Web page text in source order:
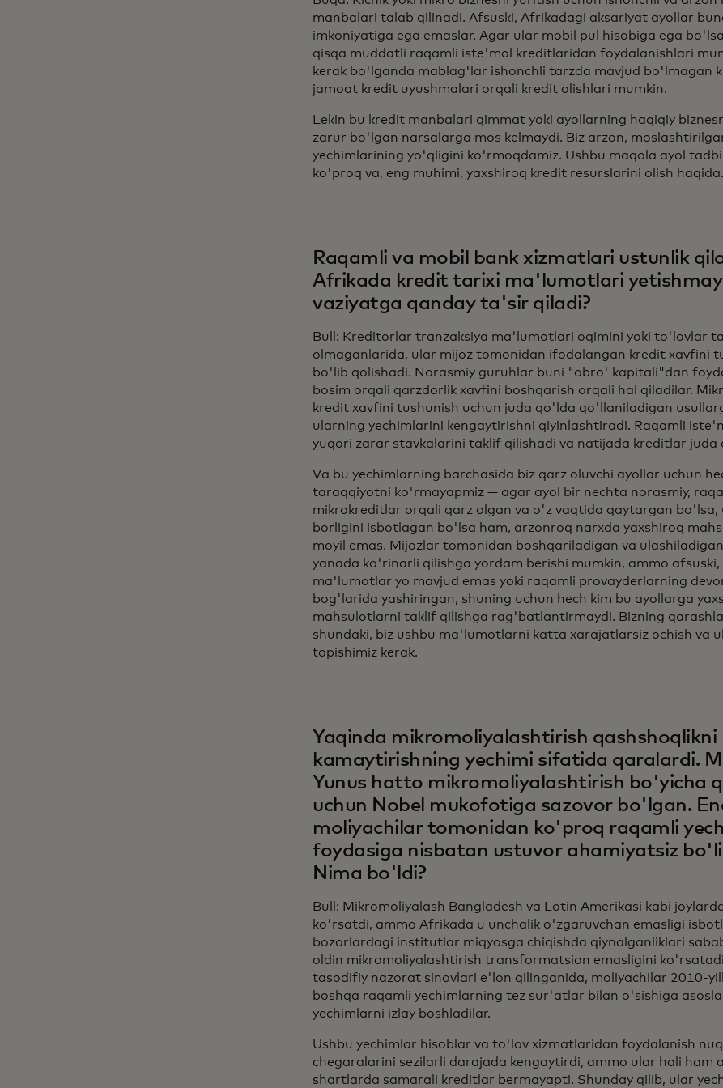
manbalari talab qilinadi. Afsuski, Afrikadagi aksariyat ayollar
imkoniyatiga ega emaslar. Agar ular mobil pul hisobiga ega
qisqa muddatli raqamli iste'mol kreditlaridan foydalanishlari
kerak bo'lganda mablag'lar ishonchli tarzda mavjud bo'lmagan
jamoat kredit uyushmalari orqali kredit olishlari mumkin.
Lekin bu kredit manbalari qimmat yoki ayollarning haqiqiy
zarur bo'lgan narsalarga mos kelmaydi. Biz arzon,
yechimlarining yo'qligini ko'rmoqdamiz. Ushbu maqola ayol
ko'proq va, eng muhimi, yaxshiroq kredit resurslarini olish haqida.
Raqamli va mobil bank xizmatlari ustunlik
Afrikada kredit tarixi ma'lumotlari
vaziyatga qanday ta'sir qiladi?
Bull: Kreditorlar tranzaksiya ma'lumotlari oqimini yoki to'lovlar
olmaganlarida, ular mijoz tomonidan ifodalangan kredit xavfini
bo'lib qolishadi. Norasmiy guruhlar buni "obro' kapitali"dan
bosim orqali qarzdorlik xavfini boshqarish orqali hal qiladilar.
kredit xavfini tushunish uchun juda qo'lda qo'llaniladigan
ularning yechimlarini kengaytirishni qiyinlashtiradi. Raqamli
yuqori zarar stavkalarini taklif qilishadi va natijada kreditlar juda
Va bu yechimlarning barchasida biz qarz oluvchi ayollar uchun
taraqqiyotni ko'rmayapmiz — agar ayol bir nechta norasmiy,
mikrokreditlar orqali qarz olgan va o'z vaqtida qaytargan bo'lsa,
borligini isbotlagan bo'lsa ham, arzonroq narxda yaxshiroq
moyil emas. Mijozlar tomonidan boshqariladigan va
yanada ko'rinarli qilishga yordam berishi mumkin, ammo
ma'lumotlar yo mavjud emas yoki raqamli provayderlarning
bog'larida yashiringan, shuning uchun hech kim bu ayollarga
mahsulotlarni taklif qilishga rag'batlantirmaydi. Bizning
shundaki, biz ushbu ma'lumotlarni katta xarajatlarsiz ochish va
topishimiz kerak.
Yaqinda mikromoliyalashtirish qashshoqlikni
kamaytirishning yechimi sifatida qaralardi.
Yunus hatto mikromoliyalashtirish bo'yicha
uchun Nobel mukofotiga sazovor bo'lgan.
moliyachilar tomonidan ko'proq raqamli
foydasiga nisbatan ustuvor ahamiyatsiz
Nima bo'ldi?
Bull: Mikromoliyalash Bangladesh va Lotin Amerikasi kabi
ko'rsatdi, ammo Afrikada u unchalik o'zgaruvchan emasligi
bozorlardagi institutlar miqyosga chiqishda qiynalganliklari
oldin mikromoliyalashtirish transformatsion emasligini
tasodifiy nazorat sinovlari e'lon qilinganida, moliyachilar 2010-
boshqa raqamli yechimlarning tez sur'atlar bilan o'sishiga
yechimlarni izlay boshladilar.
Ushbu yechimlar hisoblar va to'lov xizmatlaridan foydalanish
chegaralarini sezilarli darajada kengaytirdi, ammo ular hali ham
shartlarda samarali kreditlar bermayapti. Shunday qilib, ular